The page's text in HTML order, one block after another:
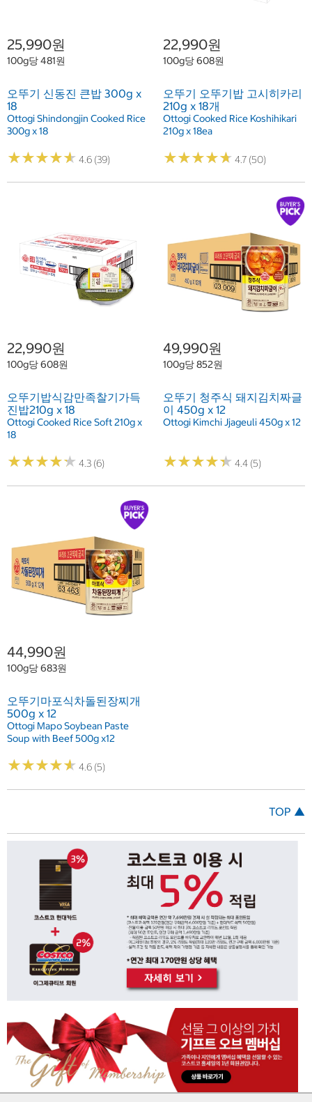
25,990원
100g당 481원
오뚜기 신동진 큰밥 300g x
18
Ottogi Shindongjin Cooked Rice
300g x 18
★★★★★
★★★★★ 4.6 (39)
22,990원
100g당 608원
오뚜기 오뚜기밥 고시히카리
210g x 18개
Ottogi Cooked Rice Koshihikari
210g x 18ea
★★★★★
★★★★★ 4.7 (50)
22,990원
100g당 608원
오뚜기밥식감만족찰기가득
진밥210g x 18
Ottogi Cooked Rice Soft 210g x
18
★★★★★
★★★★★ 4.3 (6)
49,990원
100g당 852원
오뚜기 청주식 돼지김치짜글
이 450g x 12
Ottogi Kimchi Jjageuli 450g x 12
★★★★★
★★★★★ 4.4 (5)
44,990원
100g당 683원
오뚜기마포식차돌된장찌개
500g x 12
Ottogi Mapo Soybean Paste
Soup with Beef 500g x12
★★★★★
★★★★★ 4.6 (5)
TOP ▲